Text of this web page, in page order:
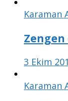
Karaman
3 Ekim
Karaman